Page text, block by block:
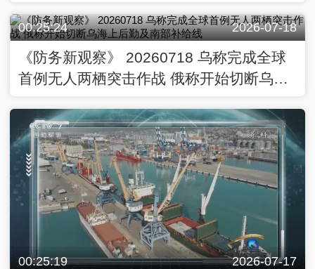
00:25:24 2026-07-18
《防务新观察》 20260718 乌称完成全球
首例无人两栖突击作战 俄称开始切断乌海
00:25:19 2026-07-17